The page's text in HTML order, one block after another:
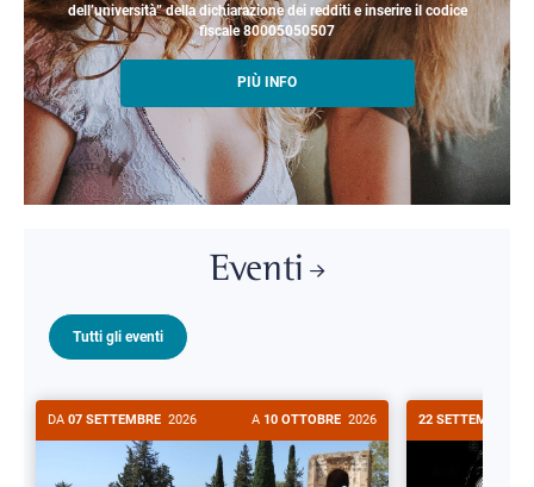
dell’università” della dichiarazione dei redditi e inserire il codice
fiscale 80005050507
PIÙ INFO
Eventi
Tutti gli eventi
DA 07 SETTEMBRE 2026 A 10 OTTOBRE 2026 22 SETTEMBRE